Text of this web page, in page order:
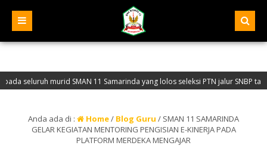
murid SMAN 11 Samarinda yang lolos seleksi PTN jalur SNBP tahun 2026
Resmi SMA Negeri 11 Samarinda – NPSN : 30401068 – Akreditasi “A”
Anda ada di : Home/ Blog Guru / SMAN 11 SAMARINDA
GELAR KEGIATAN MENTORING PENGISIAN E-KINERJA PADA
PLATFORM MERDEKA MENGAJAR